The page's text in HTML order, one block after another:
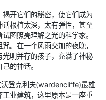
开它们的秘密，使它们成为
根植太深，太有弹性，甚至
图照亮理解之光的科学家。
。在一个风雨交加的夜晚，
明并存的孩子，充满了神秘
的神话。
登克利夫(wardencliffe)最雄
业建筑，这里原本是一座重